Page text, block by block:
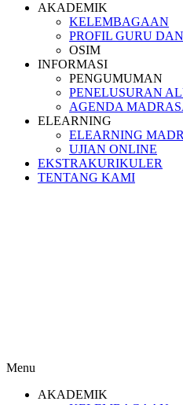
AKADEMIK
KELEMBAGAAN
PROFIL GURU
OSIM
INFORMASI
PENGUMUMAN
PENELUSURAN
AGENDA
ELEARNING
ELEARNING
UJIAN ONLINE
EKSTRAKURIKULER
TENTANG KAMI
Menu
AKADEMIK